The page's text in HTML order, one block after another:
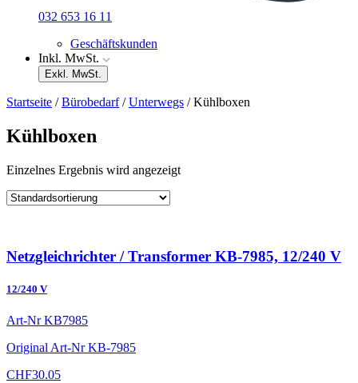
032 653 16 11
Geschäftskunden
Inkl. MwSt.
Exkl. MwSt.
Startseite /Bürobedarf/Unterwegs / Kühlboxen
Kühlboxen
Einzelnes Ergebnis wird angezeigt
Netzgleichrichter / Transformer KB-7985, 12/240 V
12/240 V
Art-NrKB7985
Original Art-NrKB-7985
CHF30.05